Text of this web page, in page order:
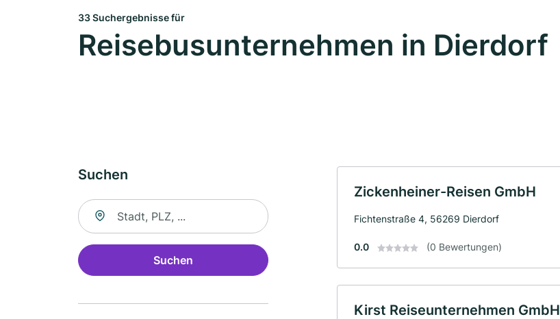
33 Suchergebnisse für
Reisebusunternehmen in Dierdorf
Suchen
Suche nach Ort
Suchen
Zickenheiner-Reisen GmbH
Fichtenstraße 4, 56269 Dierdorf
0.0 (0 Bewertungen)
Kirst Reiseunternehmen GmbH